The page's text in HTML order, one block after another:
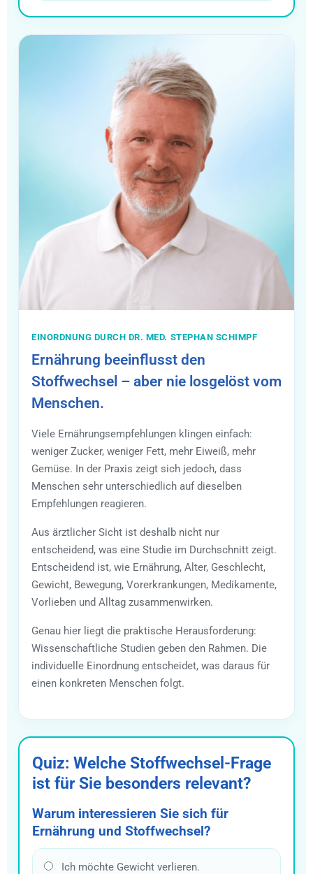
EINORDNUNG DURCH DR. MED. STEPHAN SCHIMPF
Ernährung beeinflusst den
Stoffwechsel – aber nie losgelöst vom
Menschen.
Viele Ernährungsempfehlungen klingen einfach:
weniger Zucker, weniger Fett, mehr Eiweiß, mehr
Gemüse. In der Praxis zeigt sich jedoch, dass
Menschen sehr unterschiedlich auf dieselben
Empfehlungen reagieren.
Aus ärztlicher Sicht ist deshalb nicht nur
entscheidend, was eine Studie im Durchschnitt zeigt.
Entscheidend ist, wie Ernährung, Alter, Geschlecht,
Gewicht, Bewegung, Vorerkrankungen, Medikamente,
Vorlieben und Alltag zusammenwirken.
Genau hier liegt die praktische Herausforderung:
Wissenschaftliche Studien geben den Rahmen. Die
individuelle Einordnung entscheidet, was daraus für
einen konkreten Menschen folgt.
Quiz: Welche Stoffwechsel-Frage
ist für Sie besonders relevant?
Warum interessieren Sie sich für
Ernährung und Stoffwechsel?
Ich möchte Gewicht verlieren.